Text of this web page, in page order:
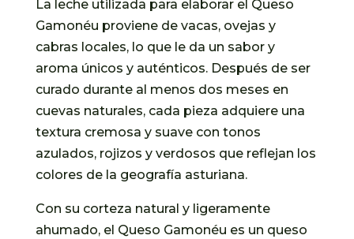
La leche utilizada para elaborar el Queso
Gamonéu proviene de vacas, ovejas y
cabras locales, lo que le da un sabor y
aroma únicos y auténticos. Después de ser
curado durante al menos dos meses en
cuevas naturales, cada pieza adquiere una
textura cremosa y suave con tonos
azulados, rojizos y verdosos que reflejan los
colores de la geografía asturiana.
Con su corteza natural y ligeramente
ahumado, el Queso Gamonéu es un queso